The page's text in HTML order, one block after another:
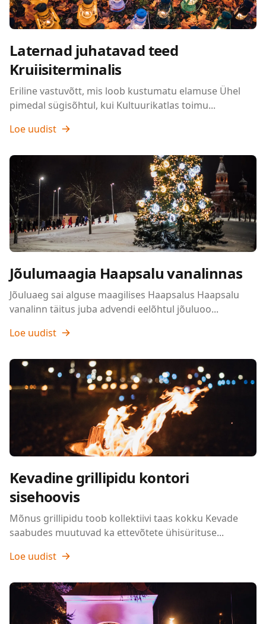
Laternad juhatavad teed
Kruiisiterminalis
Eriline vastuvõtt, mis loob kustumatu elamuse Ühel
pimedal sügisõhtul, kui Kultuurikatlas toimu...
Loe uudist
Jõulumaagia Haapsalu vanalinnas
Jõuluaeg sai alguse maagilises Haapsalus Haapsalu
vanalinn täitus juba advendi eelõhtul jõuluoo...
Loe uudist
Kevadine grillipidu kontori
sisehoovis
Mõnus grillipidu toob kollektiivi taas kokku Kevade
saabudes muutuvad ka ettevõtete ühisürituse...
Loe uudist